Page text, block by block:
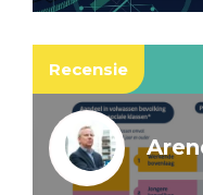
Recensie